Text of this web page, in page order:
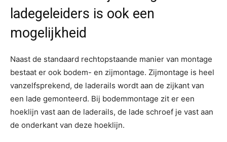
ladegeleiders is ook een
mogelijkheid
Naast de standaard rechtopstaande manier van montage
bestaat er ook bodem- en zijmontage. Zijmontage is heel
vanzelfsprekend, de laderails wordt aan de zijkant van
een lade gemonteerd. Bij bodemmontage zit er een
hoeklijn vast aan de laderails, de lade schroef je vast aan
de onderkant van deze hoeklijn.